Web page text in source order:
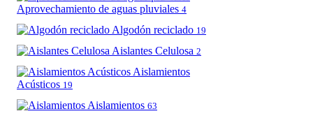
Aprovechamiento de aguas pluviales 4
Algodón reciclado 19
Aislantes Celulosa 2
Aislamientos
Acústicos 19
Aislamientos 63